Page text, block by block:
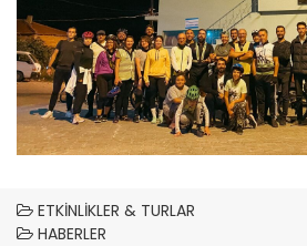
ETKINLIKLER & TURLAR
HABERLER